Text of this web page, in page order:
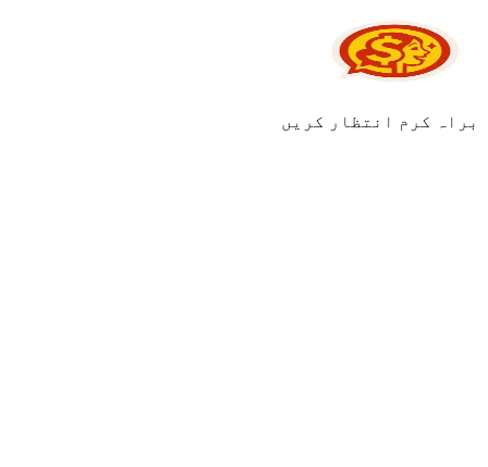
براہ کرم انتظار کریں